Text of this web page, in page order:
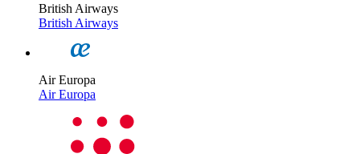
British Airways
British Airways
Air Europa
Air Europa